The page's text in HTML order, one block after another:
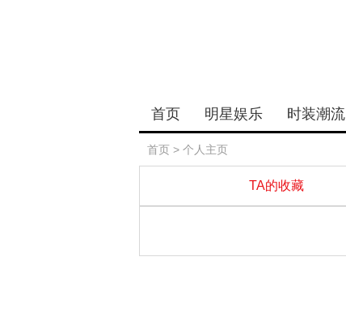
首页 明星娱乐 时装潮流
首页 > 个人主页
TA的收藏